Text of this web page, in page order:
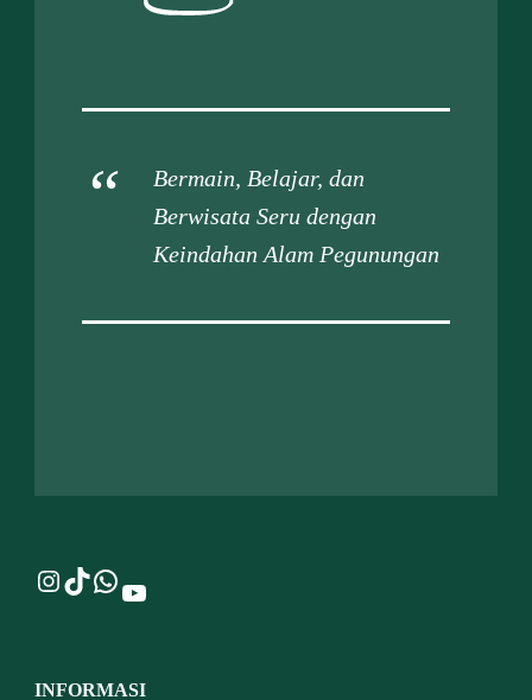
Bermain, Belajar, dan
Berwisata Seru dengan
Keindahan Alam Pegunungan
Instagram
TikTok
WhatsApp
YouTube
INFORMASI